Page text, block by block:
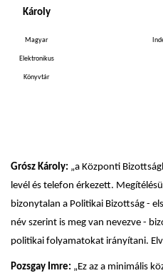
Károly
Magyar
Elektronikus
Könyvtár
Grósz Károly: „a Központi
levél és telefon érkezett.
bizonytalan a Politikai Bizottság -
név szerint is meg van nevezve -
politikai folyamatokat irányítani.
Pozsgay Imre: „Ez az a minimális